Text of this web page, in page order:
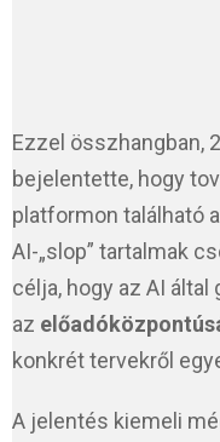
Ezzel összhangban,
bejelentette, hogy
platformon található
AI-„slop” tartalmak
célja, hogy az AI
az
konkrét tervekről
A jelentés kiemeli